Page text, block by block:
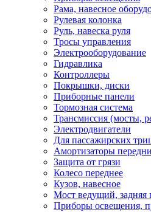
Рама, навесное
Рулевая колонка
Руль, навеска руля
Тросы управления
Электрооборудование
Гидравлика
Контроллеры
Покрышки, диски
Приборные панели
Тормозная система
Трансмиссия (мосты,
Электродвигатели
Для пассажирских
Амортизаторы
Защита от грязи
Колесо переднее
Кузов, навесное
Мост ведущий, задняя
Приборы освещения,